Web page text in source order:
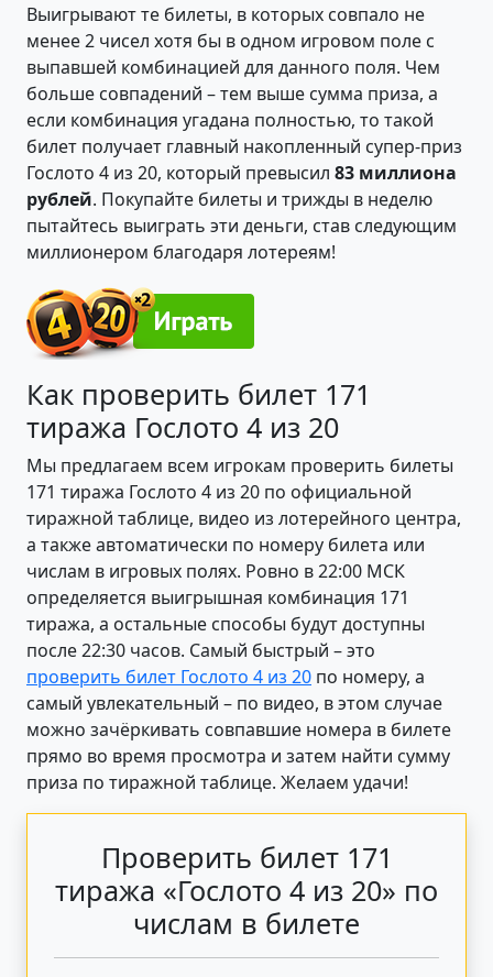
Выигрывают те билеты, в которых совпало не
менее 2 чисел хотя бы в одном игровом поле с
выпавшей комбинацией для данного поля. Чем
больше совпадений – тем выше сумма приза, а
если комбинация угадана полностью, то такой
билет получает главный накопленный супер-приз
Гослото 4 из 20, который превысил 83 миллиона
рублей. Покупайте билеты и трижды в неделю
пытайтесь выиграть эти деньги, став следующим
миллионером благодаря лотереям!
Как проверить билет 171
тиража Гослото 4 из 20
Мы предлагаем всем игрокам проверить билеты
171 тиража Гослото 4 из 20 по официальной
тиражной таблице, видео из лотерейного центра,
а также автоматически по номеру билета или
числам в игровых полях. Ровно в 22:00 МСК
определяется выигрышная комбинация 171
тиража, а остальные способы будут доступны
после 22:30 часов. Самый быстрый – это
проверить билет Гослото 4 из 20 по номеру, а
самый увлекательный – по видео, в этом случае
можно зачёркивать совпавшие номера в билете
прямо во время просмотра и затем найти сумму
приза по тиражной таблице. Желаем удачи!
Проверить билет 171
тиража «Гослото 4 из 20» по
числам в билете